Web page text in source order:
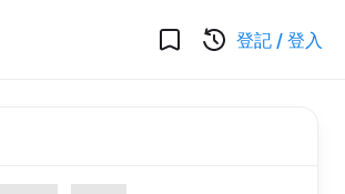
登記 / 登入